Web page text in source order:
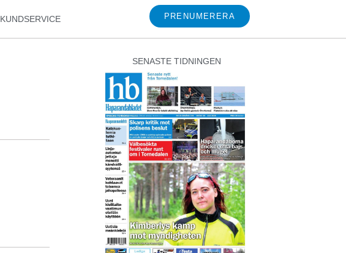
KUNDSERVICE PRENUMERERA
SENASTE TIDNINGEN